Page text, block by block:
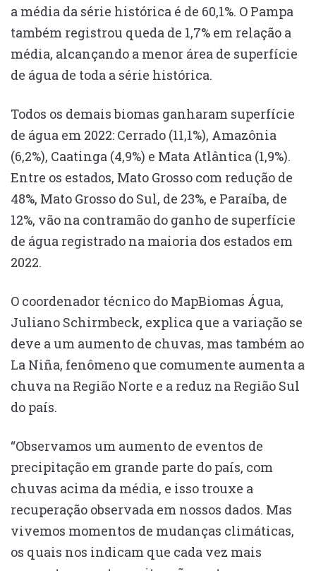
a média da série histórica é de 60,1%. O Pampa
também registrou queda de 1,7% em relação a
média, alcançando a menor área de superfície
de água de toda a série histórica.
Todos os demais biomas ganharam superfície
de água em 2022: Cerrado (11,1%), Amazônia
(6,2%), Caatinga (4,9%) e Mata Atlântica (1,9%).
Entre os estados, Mato Grosso com redução de
48%, Mato Grosso do Sul, de 23%, e Paraíba, de
12%, vão na contramão do ganho de superfície
de água registrado na maioria dos estados em
2022.
O coordenador técnico do MapBiomas Água,
Juliano Schirmbeck, explica que a variação se
deve a um aumento de chuvas, mas também ao
La Niña, fenômeno que comumente aumenta a
chuva na Região Norte e a reduz na Região Sul
do país.
“Observamos um aumento de eventos de
precipitação em grande parte do país, com
chuvas acima da média, e isso trouxe a
recuperação observada em nossos dados. Mas
vivemos momentos de mudanças climáticas,
os quais nos indicam que cada vez mais